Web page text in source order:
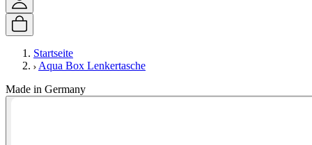
Startseite
Aqua Box Lenkertasche
Made in Germany